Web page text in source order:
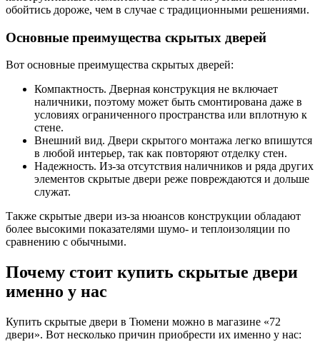
обойтись дороже, чем в случае с традиционными решениями.
Основные преимущества скрытых дверей
Вот основные преимущества скрытых дверей:
Компактность. Дверная конструкция не включает
наличники, поэтому может быть смонтирована даже в
условиях ограниченного пространства или вплотную к
стене.
Внешний вид. Двери скрытого монтажа легко впишутся
в любой интерьер, так как повторяют отделку стен.
Надежность. Из-за отсутствия наличников и ряда других
элементов скрытые двери реже повреждаются и дольше
служат.
Также скрытые двери из-за нюансов конструкции обладают
более высокими показателями шумо- и теплоизоляции по
сравнению с обычными.
Почему стоит купить скрытые двери
именно у нас
Купить скрытые двери в Тюмени можно в магазине «72
двери». Вот несколько причин приобрести их именно у нас: